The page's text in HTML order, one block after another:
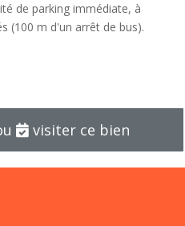
de parking immédiate, à
(100 m d'un arrêt de bus).
visiter ce bien